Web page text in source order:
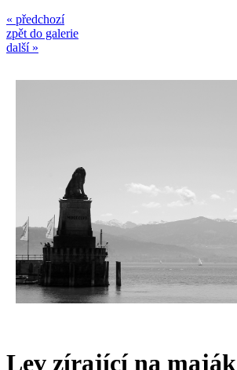
« předchozí
zpět do galerie
další »
Lev zírající na maják